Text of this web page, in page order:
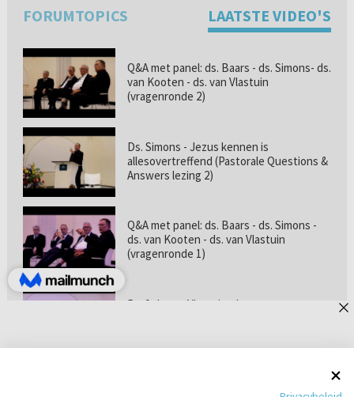
FORUMTOPICS LAATSTE VIDEO'S
Q&A met panel: ds. Baars - ds. Simons- ds.
van Kooten - ds. van Vlastuin
(vragenronde 2)
Ds. Simons - Jezus kennen is
allesovertreffend (Pastorale Questions &
Answers lezing 2)
Q&A met panel: ds. Baars - ds. Simons -
ds. van Kooten - ds. van Vlastuin
(vragenronde 1)
Prof. dr. van Vlastuin - Is